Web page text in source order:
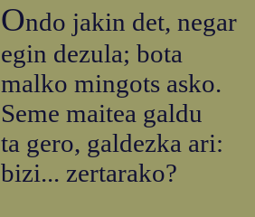
Ondo jakin det, negar
egin dezula; bota
malko mingots asko.
Seme maitea galdu
ta gero, galdezka ari:
bizi... zertarako?